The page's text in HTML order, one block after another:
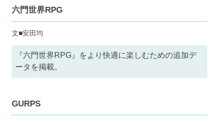
六門世界RPG
文■安田均
『六門世界RPG』をより快適に楽しむための追加デ
ータを掲載。
GURPS